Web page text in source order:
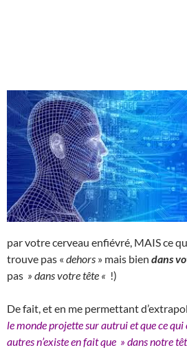
par votre cerveau enfiévré, MAIS ce
trouve pas « dehors » mais bien dans
pas » dans votre tête « !)
De fait, et en me permettant
le monde projette sur autrui et que ce
autres n’existe en fait que » dans notre